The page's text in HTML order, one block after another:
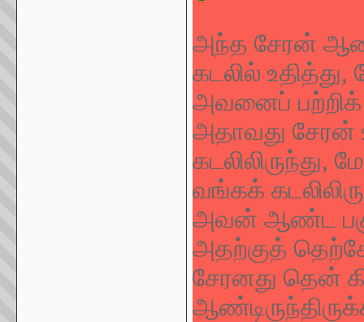
அந்த சேரன் ஆண்ட
கடலில்
அவனைப் பற்றிக்
அதாவது சேரன்
கடலிலிருந்து,
வங்கக்
அவன் ஆண்ட
அதற்குத்
சேரனது தென்